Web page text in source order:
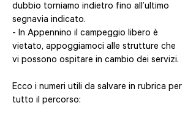
dubbio torniamo indietro fino all’ultimo
segnavia indicato.
- In Appennino il campeggio libero è
vietato, appoggiamoci alle strutture che
vi possono ospitare in cambio dei servizi.
Ecco i numeri utili da salvare in rubrica per
tutto il percorso: